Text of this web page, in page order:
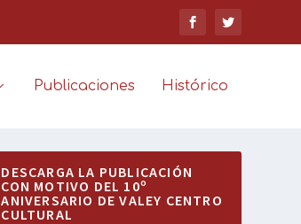
Publicaciones Histórico
DESCARGA LA PUBLICACIÓN
CON MOTIVO DEL 10º
ANIVERSARIO DE VALEY CENTRO
CULTURAL